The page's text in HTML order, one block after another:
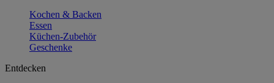
Kochen & Backen
Essen
Küchen-Zubehör
Geschenke
Entdecken